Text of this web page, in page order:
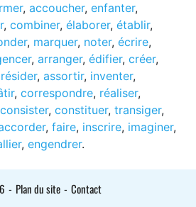
, accoucher, enfanter,
, combiner, élaborer, établir,
, marquer, noter, écrire,
, arranger, édifier, créer,
résider, assortir, inventer,
, correspondre, réaliser,
consister, constituer, transiger,
, faire, inscrire, imaginer,
, engendrer.
- Plan du site - Contact